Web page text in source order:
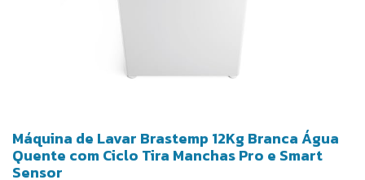
Máquina de Lavar Brastemp 12Kg Branca Água
Quente com Ciclo Tira Manchas Pro e Smart
Sensor